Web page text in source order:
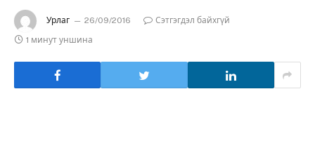
Урлаг 26/09/2016
Сэтгэгдэл байхгүй
1 минут уншина